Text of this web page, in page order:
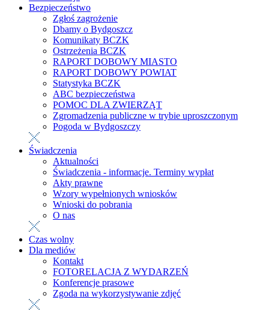
Bezpieczeństwo
Zgłoś zagrożenie
Dbamy o Bydgoszcz
Komunikaty BCZK
Ostrzeżenia BCZK
RAPORT DOBOWY MIASTO
RAPORT DOBOWY POWIAT
Statystyka BCZK
ABC bezpieczeństwa
POMOC DLA ZWIERZĄT
Zgromadzenia publiczne w trybie uproszczonym
Pogoda w Bydgoszczy
Świadczenia
Aktualności
Świadczenia - informacje. Terminy wypłat
Akty prawne
Wzory wypełnionych wniosków
Wnioski do pobrania
O nas
Czas wolny
Dla mediów
Kontakt
FOTORELACJA Z WYDARZEŃ
Konferencje prasowe
Zgoda na wykorzystywanie zdjęć